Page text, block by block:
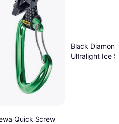
Quick Screw
Black Diamond
Ultralight Ice